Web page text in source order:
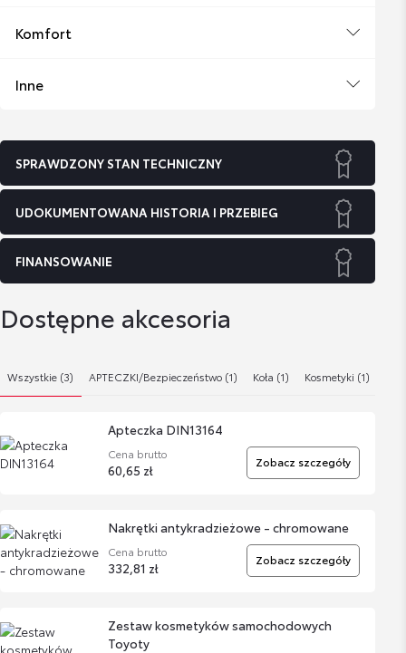
Komfort
Inne
SPRAWDZONY STAN TECHNICZNY
UDOKUMENTOWANA HISTORIA I PRZEBIEG
FINANSOWANIE
Dostępne akcesoria
Wszystkie (3) APTECZKI/Bezpieczeństwo (1) Koła (1) Kosmetyki (1)
Apteczka DIN13164
Cena brutto
60,65 zł Zobacz szczegóły
Nakrętki antykradzieżowe - chromowane
Cena brutto
332,81 zł Zobacz szczegóły
Zestaw kosmetyków samochodowych
Toyoty